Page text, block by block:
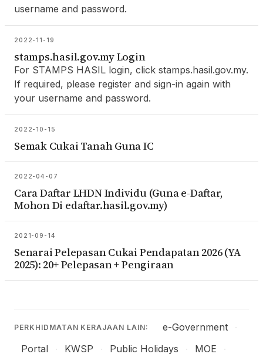
username and password.
stamps.hasil.gov.my Login
For STAMPS HASIL login, click stamps.hasil.gov.my.
If required, please register and sign-in again with
your username and password.
2022-11-19
Semak Cukai Tanah Guna IC
2022-10-15
Cara Daftar LHDN Individu (Guna e-Daftar,
Mohon Di edaftar.hasil.gov.my)
2022-04-07
Senarai Pelepasan Cukai Pendapatan 2026 (YA
2025): 20+ Pelepasan + Pengiraan
2021-09-14
PERKHIDMATAN KERAJAAN LAIN: e-Government
Portal
KWSP Public Holidays MOE